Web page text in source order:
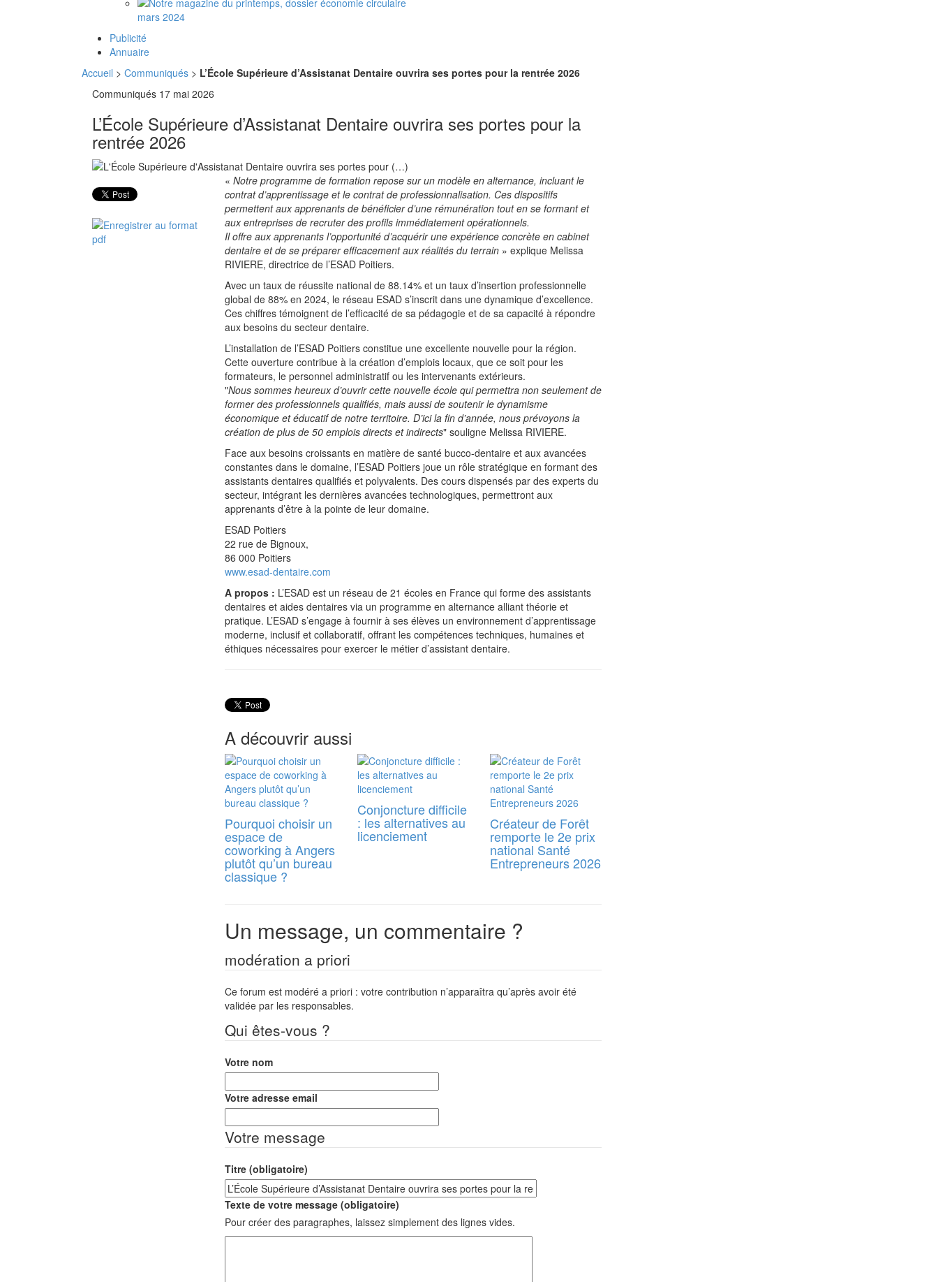
mars 2024
Publicité
Annuaire
Accueil > Communiqués > L’École Supérieure d’Assistanat Dentaire ouvrira ses portes pour la rentrée 2026
Communiqués 17 mai 2026
L’École Supérieure d’Assistanat Dentaire ouvrira ses portes pour la
rentrée 2026
« Notre programme de formation repose sur un modèle en alternance, incluant le
contrat d’apprentissage et le contrat de professionnalisation. Ces dispositifs
permettent aux apprenants de bénéficier d’une rémunération tout en se formant et
aux entreprises de recruter des profils immédiatement opérationnels.
Il offre aux apprenants l’opportunité d’acquérir une expérience concrète en cabinet
dentaire et de se préparer efficacement aux réalités du terrain » explique Melissa
RIVIERE, directrice de l’ESAD Poitiers.
Avec un taux de réussite national de 88.14% et un taux d’insertion professionnelle
global de 88% en 2024, le réseau ESAD s’inscrit dans une dynamique d’excellence.
Ces chiffres témoignent de l’efficacité de sa pédagogie et de sa capacité à répondre
aux besoins du secteur dentaire.
L’installation de l’ESAD Poitiers constitue une excellente nouvelle pour la région.
Cette ouverture contribue à la création d’emplois locaux, que ce soit pour les
formateurs, le personnel administratif ou les intervenants extérieurs.
"Nous sommes heureux d’ouvrir cette nouvelle école qui permettra non seulement de
former des professionnels qualifiés, mais aussi de soutenir le dynamisme
économique et éducatif de notre territoire. D’ici la fin d’année, nous prévoyons la
création de plus de 50 emplois directs et indirects" souligne Melissa RIVIERE.
Face aux besoins croissants en matière de santé bucco-dentaire et aux avancées
constantes dans le domaine, l’ESAD Poitiers joue un rôle stratégique en formant des
assistants dentaires qualifiés et polyvalents. Des cours dispensés par des experts du
secteur, intégrant les dernières avancées technologiques, permettront aux
apprenants d’être à la pointe de leur domaine.
ESAD Poitiers
22 rue de Bignoux,
86 000 Poitiers
www.esad-dentaire.com
A propos : L’ESAD est un réseau de 21 écoles en France qui forme des assistants
dentaires et aides dentaires via un programme en alternance alliant théorie et
pratique. L’ESAD s’engage à fournir à ses élèves un environnement d’apprentissage
moderne, inclusif et collaboratif, offrant les compétences techniques, humaines et
éthiques nécessaires pour exercer le métier d’assistant dentaire.
A découvrir aussi
Pourquoi choisir un
espace de
coworking à Angers
plutôt qu’un bureau
classique ?
Conjoncture difficile
: les alternatives au
licenciement
Créateur de Forêt
remporte le 2e prix
national Santé
Entrepreneurs 2026
Un message, un commentaire ?
modération a priori
Ce forum est modéré a priori : votre contribution n’apparaîtra qu’après avoir été
validée par les responsables.
Qui êtes-vous ?
Votre nom
Votre adresse email
Votre message
Titre (obligatoire)
Texte de votre message (obligatoire)
Pour créer des paragraphes, laissez simplement des lignes vides.